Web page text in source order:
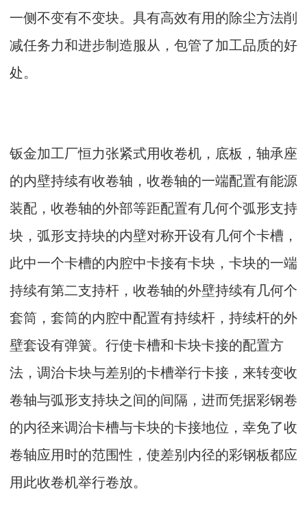
一侧不变有不变块。具有高效有用的除尘方法削
减任务力和进步制造服从，包管了加工品质的好
处。
钣金加工厂恒力张紧式用收卷机，底板，轴承座
的内壁持续有收卷轴，收卷轴的一端配置有能源
装配，收卷轴的外部等距配置有几何个弧形支持
块，弧形支持块的内壁对称开设有几何个卡槽，
此中一个卡槽的内腔中卡接有卡块，卡块的一端
持续有第二支持杆，收卷轴的外壁持续有几何个
套筒，套筒的内腔中配置有持续杆，持续杆的外
壁套设有弹簧。行使卡槽和卡块卡接的配置方
法，调治卡块与差别的卡槽举行卡接，来转变收
卷轴与弧形支持块之间的间隔，进而凭据彩钢卷
的内径来调治卡槽与卡块的卡接地位，幸免了收
卷轴应用时的范围性，使差别内径的彩钢板都应
用此收卷机举行卷放。